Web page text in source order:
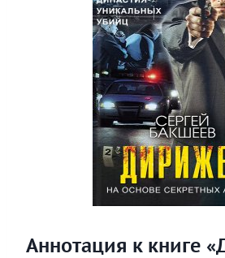
Аннотация к книге